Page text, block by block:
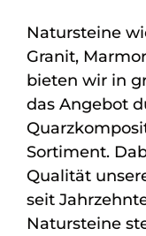
Natursteine
Granit,
bieten wir in
das Angebot
Sortiment.
Qualität
seit
Natursteine